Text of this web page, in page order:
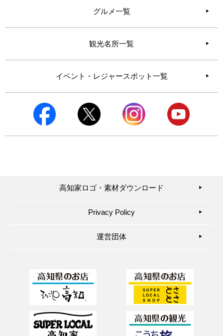
グルメ一覧
観光名所一覧
イベント・レジャースポット一覧
高知家ロゴ・素材ダウンロード ▶︎
Privacy Policy ▶︎
運営団体 ▶︎